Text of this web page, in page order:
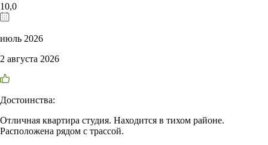
10,0
июль 2026
2 августа 2026
Достоинства:
Отличная квартира студия. Находится в тихом районе.
Расположена рядом с трассой.